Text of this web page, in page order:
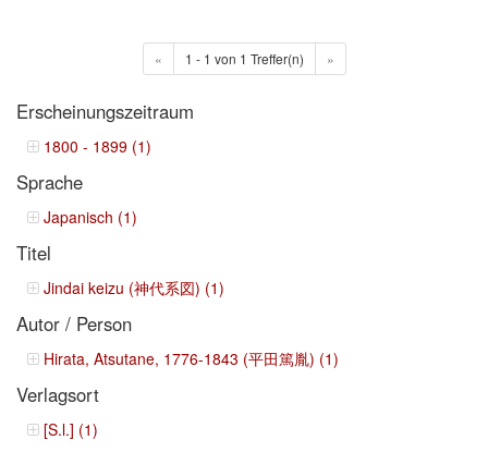
« 1 - 1 von 1 Treffer(n) »
Erscheinungszeitraum
1800 - 1899 (1)
Sprache
Japanisch (1)
Titel
Jindai keizu (神代系図) (1)
Autor / Person
Hirata, Atsutane, 1776-1843 (平田篤胤) (1)
Verlagsort
[S.l.] (1)